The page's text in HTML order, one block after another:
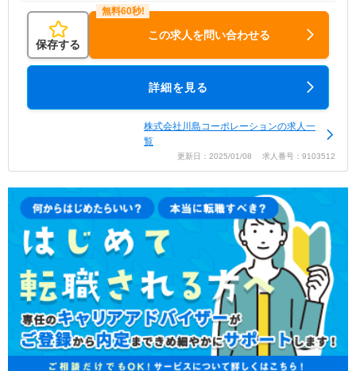
保存する
この求人を問い合わせる
詳細を見る
株式会社川島コーポレーションの求人一
覧
更新日：2025/01/08 求人番号：9103512